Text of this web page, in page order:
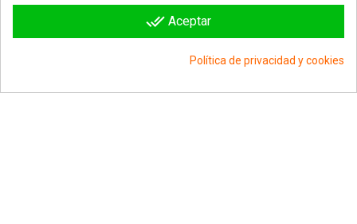
Información sobre la tienda 
done_all Aceptar
Política de privacidad y cookies